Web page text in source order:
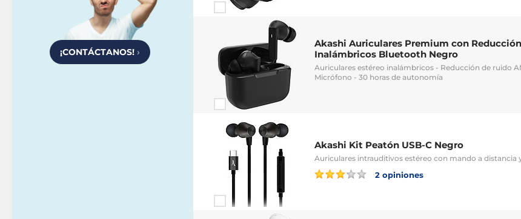
¡CONTÁCTANOS! ›
Akashi Auriculares Premium con Reducción
Inalámbricos Bluetooth Negro
Auriculares estéreo inalámbricos - Reducción de ruido
Micrófono - 30 horas de autonomía
Akashi Kit Peatón USB-C Negro
Auriculares intrauditivos estéreo con mando a distancia
2 opiniones